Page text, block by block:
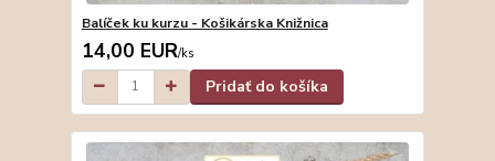
Balíček ku kurzu - Košikárska Knižnica
14,00 EUR/ks
Pridať do košíka